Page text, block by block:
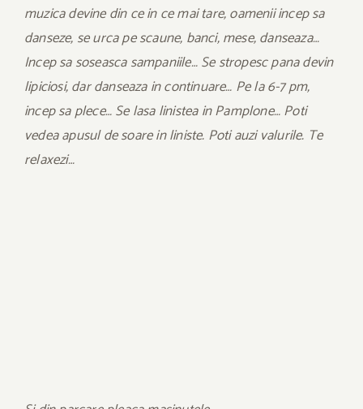
muzica devine din ce in ce mai tare, oamenii incep sa
danseze, se urca pe scaune, banci, mese, danseaza…
Incep sa soseasca sampaniile… Se stropesc pana devin
lipiciosi, dar danseaza in continuare… Pe la 6-7 pm,
incep sa plece… Se lasa linistea in Pamplone… Poti
vedea apusul de soare in liniste. Poti auzi valurile. Te
relaxezi…